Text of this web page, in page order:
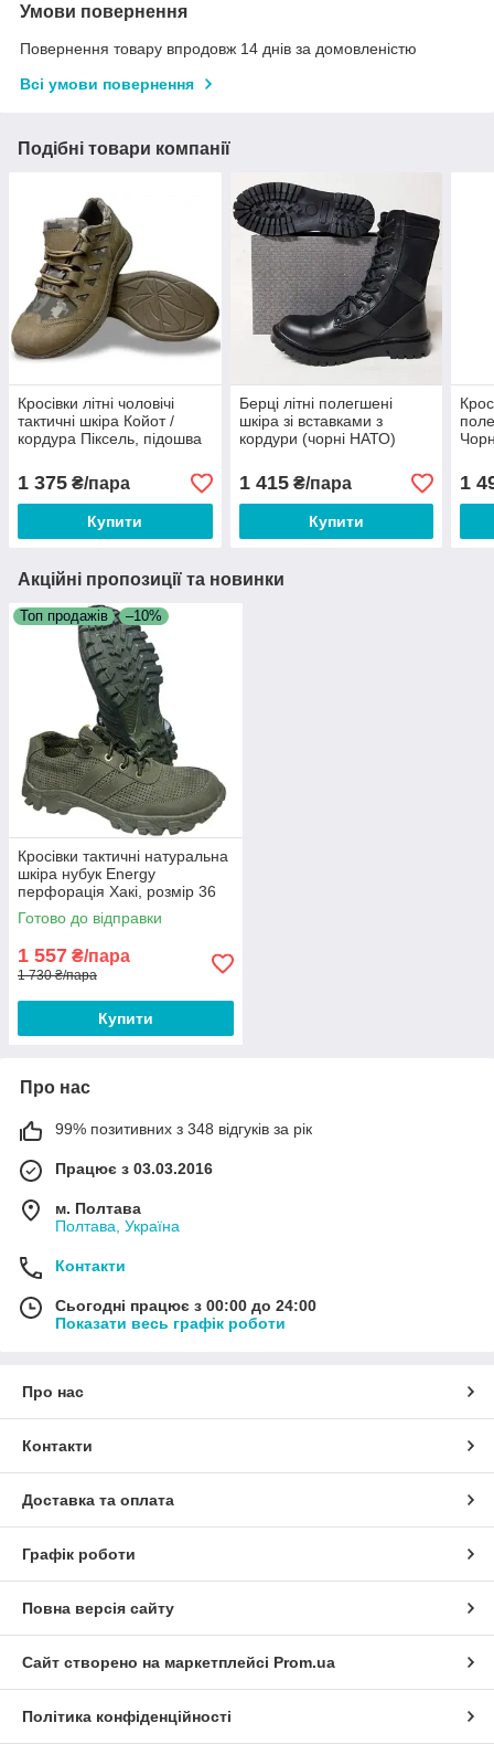
Умови повернення
Повернення товару впродовж 14 днів за домовленістю
Всі умови повернення
Подібні товари компанії
Кросівки літні чоловічі
тактичні шкіра Койот /
кордура Піксель, підошва
43 44 45
1 375 ₴/пара
Купити
Берці літні полегшені
шкіра зі вставками з
кордури (чорні НАТО)
43 44 45 46
1 415₴/пара
Купити
1
Акційні пропозиції та новинки
Топ продажів –10%
Кросівки тактичні натуральна
шкіра нубук Energy
перфорація Хакі, розмір 36
37 38 39 40 41 42 43 44 45 46
Готово до відправки
1 557 ₴/пара
1 730 ₴/пара
Купити
Про нас
99% позитивних з 348 відгуків за рік
Працює з 03.03.2016
м. Полтава
Полтава, Україна
Контакти
Сьогодні працює з 00:00 до 24:00
Показати весь графік роботи
Про нас
Контакти
Доставка та оплата
Графік роботи
Повна версія сайту
Сайт створено на маркетплейсі Prom.ua
Політика конфіденційності